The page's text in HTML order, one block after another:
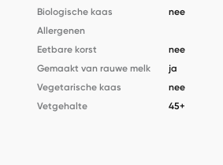
Biologische kaas
nee
Allergenen
Eetbare korst
nee
Gemaakt van rauwe melk
ja
Vegetarische kaas
nee
Vetgehalte
45+